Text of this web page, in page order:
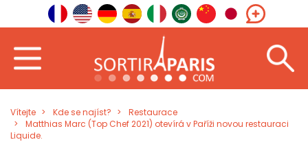
Vítejte Kde se najíst?
Restaurace
Matthias Marc (Top Chef 2021) otevírá v Paříži novou restauraci
Liquide.